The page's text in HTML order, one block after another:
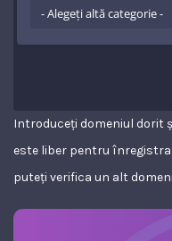
Introduceți domeniul dorit
este liber pentru
puteți verifica un alt